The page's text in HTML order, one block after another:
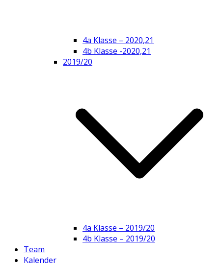
4a Klasse – 2020,21
4b Klasse -2020,21
2019/20
4a Klasse – 2019/20
4b Klasse – 2019/20
Team
Kalender